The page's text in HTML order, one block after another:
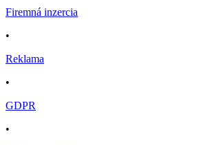
Firemná inzercia
•
Reklama
•
GDPR
•